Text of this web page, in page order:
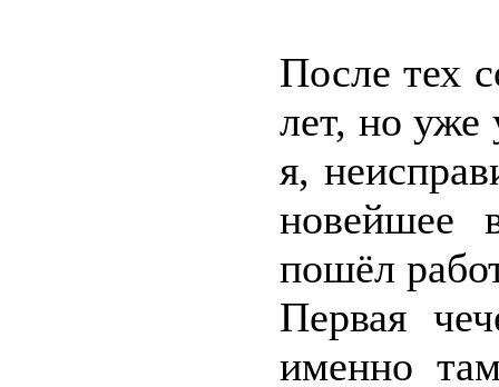
После тех
лет, но уже
я,
новейшее
пошёл
Первая
именно